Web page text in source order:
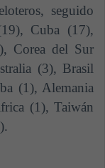
seguido
Cuba (17),
Corea del Sur
(3), Brasil
(1), Alemania
(1), Taiwán